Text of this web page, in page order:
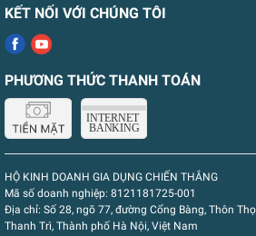
KẾT NỐI VỚI CHÚNG TÔI
PHƯƠNG THỨC THANH TOÁN
HỘ KINH DOANH GIA DỤNG CHIẾN THẮNG
Mã số doanh nghiệp: 8121181725-001
Địa chỉ: Số 28, ngõ 77, đường Cổng Bàng, Thôn
Thanh Trì, Thành phố Hà Nội, Việt Nam